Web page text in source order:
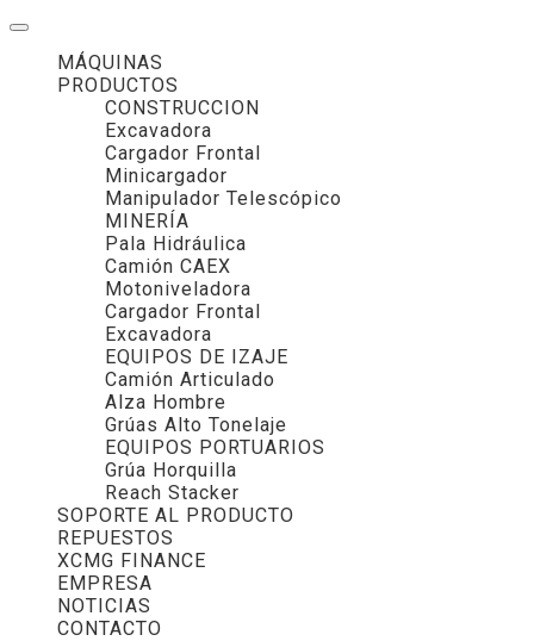
MÁQUINAS
PRODUCTOS
CONSTRUCCION
Excavadora
Cargador Frontal
Minicargador
Manipulador Telescópico
MINERÍA
Pala Hidráulica
Camión CAEX
Motoniveladora
Cargador Frontal
Excavadora
EQUIPOS DE IZAJE
Camión Articulado
Alza Hombre
Grúas Alto Tonelaje
EQUIPOS PORTUARIOS
Grúa Horquilla
Reach Stacker
SOPORTE AL PRODUCTO
REPUESTOS
XCMG FINANCE
EMPRESA
NOTICIAS
CONTACTO